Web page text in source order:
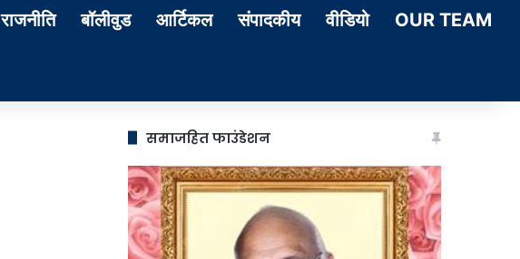
राजनीति बॉलीवुड आर्टिकल संपादकीय वीडियो OUR TEAM
समाजहित फाउंडेशन